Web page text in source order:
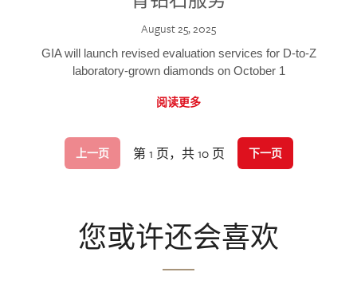
August 25, 2025
GIA will launch revised evaluation services for D-to-Z
laboratory-grown diamonds on October 1
阅读更多
上一页 第 1 页，共 10 页 下一页
您或许还会喜欢